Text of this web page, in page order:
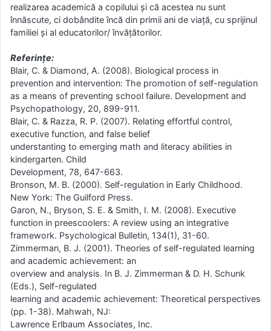
realizarea academică a copilului și că acestea nu sunt
înnăscute, ci dobândite încă din primii ani de viață, cu sprijinul
familiei și al educatorilor/ învățătorilor.
Referințe:
Blair, C. & Diamond, A. (2008). Biological process in
prevention and intervention: The promotion of self-regulation
as a means of preventing school failure. Development and
Psychopathology, 20, 899-911.
Blair, C. & Razza, R. P. (2007). Relating effortful control,
executive function, and false belief
understanting to emerging math and literacy abilities in
kindergarten. Child
Development, 78, 647-663.
Bronson, M. B. (2000). Self-regulation in Early Childhood.
New York: The Guilford Press.
Garon, N., Bryson, S. E. & Smith, I. M. (2008). Executive
function in preescoolers: A review using an integrative
framework. Psychological Bulletin, 134(1), 31-60.
Zimmerman, B. J. (2001). Theories of self-regulated learning
and academic achievement: an
overview and analysis. In B. J. Zimmerman & D. H. Schunk
(Eds.), Self-regulated
learning and academic achievement: Theoretical perspectives
(pp. 1-38). Mahwah, NJ:
Lawrence Erlbaum Associates, Inc.